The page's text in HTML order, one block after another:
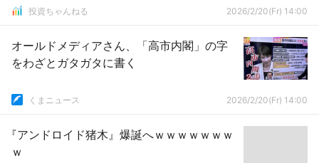
投資ちゃんねる 2026/2/20(Fr) 14:00
オールドメディアさん、「高市内閣」の字
をわざとガタガタに書く
くまニュース 2026/2/20(Fr) 14:00
『アンドロイド猪木』爆誕へｗｗｗｗｗｗｗ
ｗ